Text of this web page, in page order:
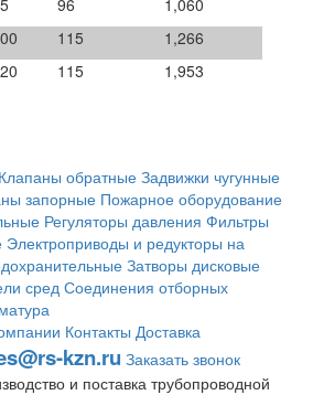
96
1,060
115
1,266
115 1,953
Клапаны обратные Задвижки чугунные
запорные Пожарное оборудование
Регуляторы давления Фильтры
Электроприводы и редукторы на
Затворы дисковые
средСоединения отборных
Контакты Доставка
kzn.ru Заказать звонок
и поставка трубопроводной